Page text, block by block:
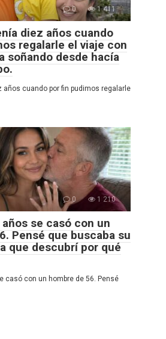
0 1 411
diez años cuando
regalarle el viaje con
soñando desde hacía
años cuando por fin pudimos regalarle
0 1 210
se casó con un
Pensé que buscaba su
que descubrí por qué
casó con un hombre de 56. Pensé